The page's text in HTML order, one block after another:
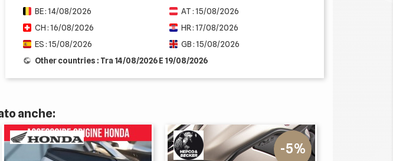
BE : 14/08/2026
AT : 15/08/2026
CH : 16/08/2026
HR : 17/08/2026
ES : 15/08/2026
GB : 15/08/2026
Other countries : Tra 14/08/2026 E 19/08/2026
anche:
-5%